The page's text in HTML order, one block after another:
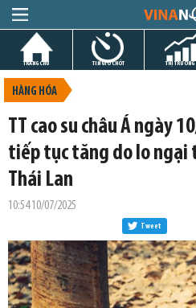
TRANG CHỦ TIN GIỜ CHÓT THỊ TRƯỜNG
HÀNG HÓA
TT cao su châu Á ngày
tiếp tục tăng do lo
Thái Lan
10:54 10/07/2025
Tweet